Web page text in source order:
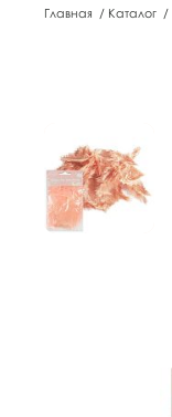
Главная / Каталог /